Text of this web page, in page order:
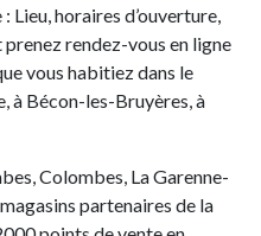
Lieu, horaires d’ouverture,
rendez-vous en ligne
vous habitiez dans le
à Bécon-les-Bruyères, à
Colombes, La Garenne-
partenaires de la